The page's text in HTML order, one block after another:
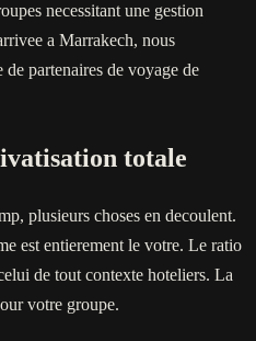
necessitant une gestion
a Marrakech, nous
partenaires de voyage de
totale
plusieurs choses en decoulent.
est entierement le votre. Le ratio
de tout contexte hoteliers. La
votre groupe.